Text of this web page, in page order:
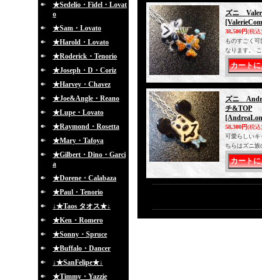
★Sedelio・Fidel・Lovat
o
★Sam・Lovato
★Harold・Lovato
★Roderick・Tenorio
★Joseph・D・Coriz
★Harvey・Chavez
★Joe&Angle・Reano
★Lupe・Lovato
★Raymond・Rosetta
★Mary・Tafoya
★Gilbert・Dino・Garci
a
★Dorene・Calabaza
★Paul・Tenorio
↓★Taos タオス★↓
★Ken・Romero
★Sonny・Spruce
★Buffalo・Dancer
↓★SanFelipe★↓
★Timmy・Yazzie
ズニ
38,500円(税込)
ものすごく
なります。
ズニ
チ&TOP
58,300円(税込)
可愛らしいキ
ちらはズニ